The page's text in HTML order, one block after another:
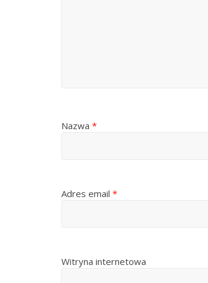
Nazwa *
Adres email *
Witryna internetowa